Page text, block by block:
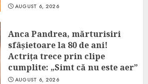
AUGUST 6, 2026
Anca Pandrea, mărturisiri
sfâșietoare la 80 de ani!
Actrița trece prin clipe
cumplite: „Simt că nu este aer”
AUGUST 6, 2026